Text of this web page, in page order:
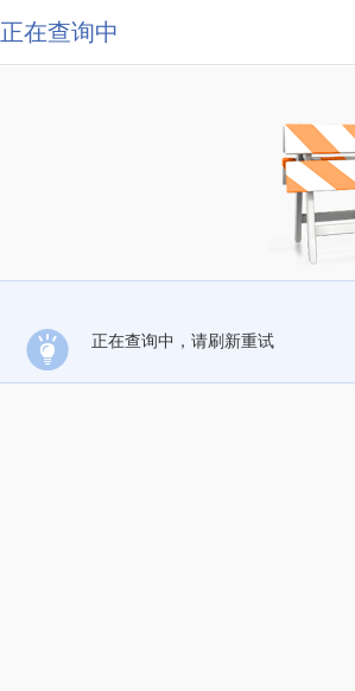
正在查询中
正在查询中，请刷新重试